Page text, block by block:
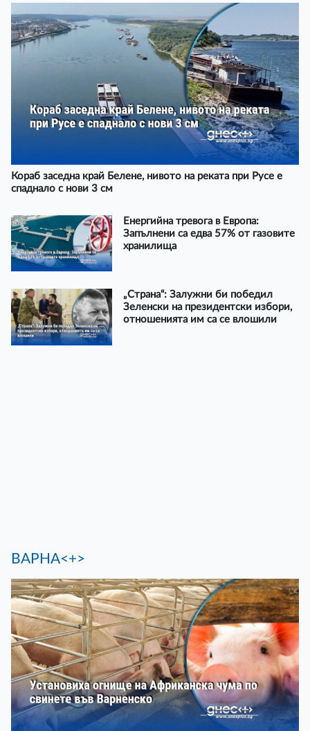
Кораб заседна край Белене, нивото на реката при Русе е
спаднало с нови 3 см
Енергийна тревога в Европа:
Запълнени са едва 57% от газовите
хранилища
„Страна“: Залужни би победил
Зеленски на президентски избори,
отношенията им са се влошили
ВАРНА<+>